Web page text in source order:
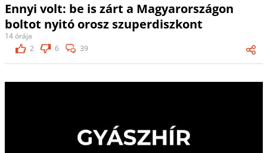
Ennyi volt: be is zárt a Magyarországon
boltot nyitó orosz szuperdiszkont
14 órája
2
6 39